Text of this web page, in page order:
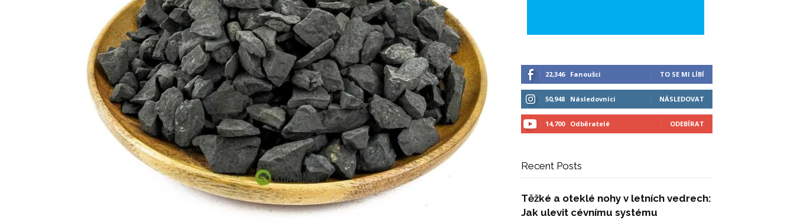
22,346 Fanoušci TO SE MI LÍBÍ
50,948 Následovníci NÁSLEDOVAT
14,700 Odběratelé ODEBÍRAT
Recent Posts
Těžké a oteklé nohy v letních vedrech:
Jak ulevit cévnímu systému